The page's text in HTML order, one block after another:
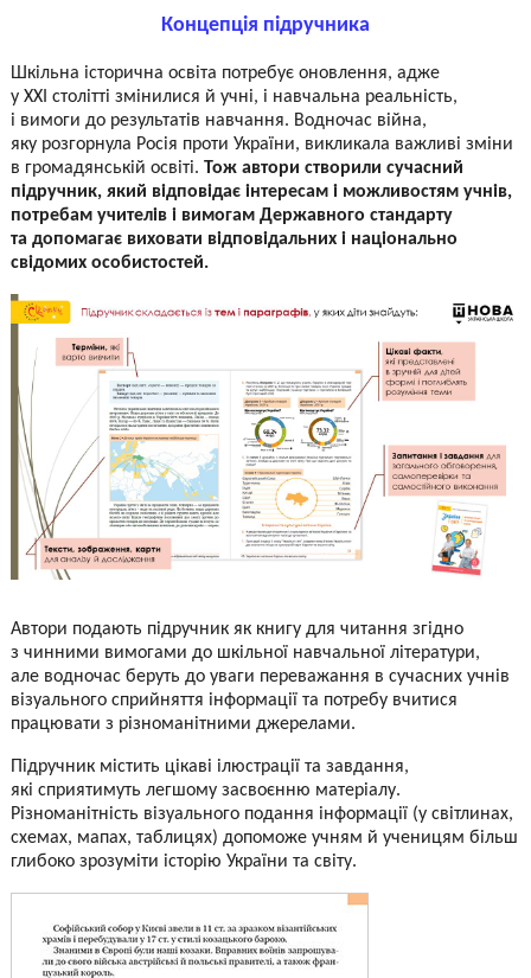
Концепція підручника
Шкільна історична освіта потребує оновлення, адже
у XXI столітті змінилися й учні, і навчальна реальність,
і вимоги до результатів навчання. Водночас війна,
яку розгорнула Росія проти України, викликала важливі зміни
в громадянській освіті. Тож автори створили сучасний
підручник, який відповідає інтересам і можливостям учнів,
потребам учителів і вимогам Державного стандарту
та допомагає виховати відповідальних і національно
свідомих особистостей.
Автори подають підручник як книгу для читання згідно
з чинними вимогами до шкільної навчальної літератури,
але водночас беруть до уваги переважання в сучасних учнів
візуального сприйняття інформації та потребу вчитися
працювати з різноманітними джерелами.
Підручник містить цікаві ілюстрації та завдання,
які сприятимуть легшому засвоєнню матеріалу.
Різноманітність візуального подання інформації (у світлинах,
схемах, мапах, таблицях) допоможе учням й ученицям більш
глибоко зрозуміти історію України та світу.